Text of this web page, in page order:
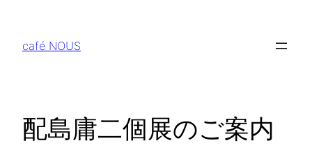
café NOUS
配島庸二個展のご案内